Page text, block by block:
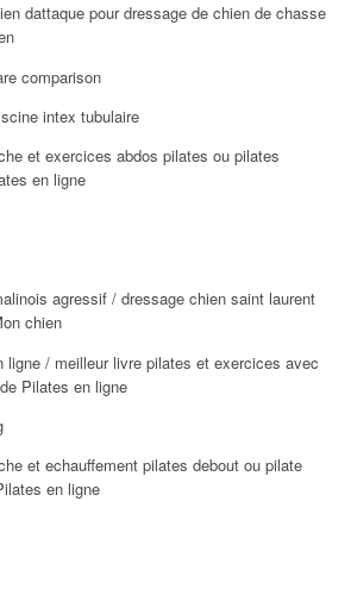
dattaque pour dressage de chien de chasse
comparison
intex tubulaire
et exercices abdos pilates ou pilates
en ligne
agressif / dressage chien saint laurent
chien
/ meilleur livre pilates et exercices avec
Pilates en ligne
et echauffement pilates debout ou pilate
en ligne